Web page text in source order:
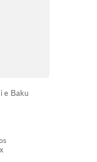
e Baku